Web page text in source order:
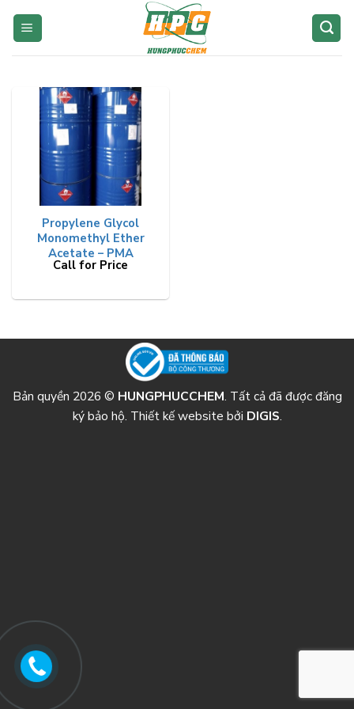
Skip
content
Propylene Glycol
Monomethyl Ether
Acetate – PMA
Call for Price
Bản quyền 2026 © HUNGPHUCCHEM. Tất cả đã được đăng
ký bảo hộ. Thiết kế website bởi DIGIS.